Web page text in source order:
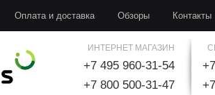
Оплата и доставка Обзоры Контакты
ИНТЕРНЕТ МАГАЗИН
+7 495 960-31-54
+7 800 500-31-47